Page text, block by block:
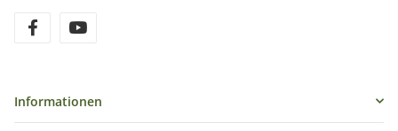
Informationen